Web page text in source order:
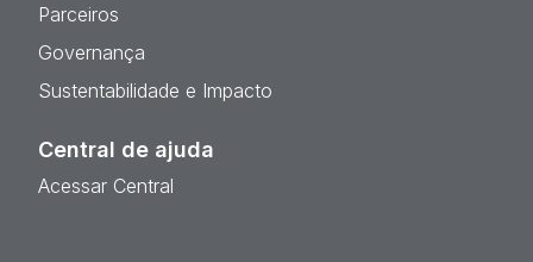
Parceiros
Governança
Sustentabilidade e Impacto
Central de ajuda
Acessar Central